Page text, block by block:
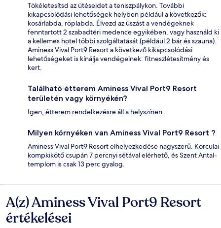
Tökéletesítsd az ütéseidet a teniszpálykon. További
kikapcsolódási lehetőségek helyben például a következők:
kosárlabda, röplabda. Élvezd az úszást a vendégeknek
fenntartott 2 szabadtéri medence egyikében, vagy használd ki
a kellemes hotel többi szolgáltatását (például 2 bár és szauna).
Aminess Vival Port9 Resort a következő kikapcsolódási
lehetőségeket is kínálja vendégeinek: fitneszlétesítmény és
kert.
Található étterem Aminess Vival Port9 Resort
területén vagy környékén?
Igen, étterem rendelkezésre áll a helyszínen.
Milyen környéken van Aminess Vival Port9 Resort ?
Aminess Vival Port9 Resort elhelyezkedése nagyszerű. Korculai
kompkikötő csupán 7 percnyi sétával elérhető, és Szent Antal-
templom is csak 13 perc gyalog.
Értékelések
A(z) Aminess Vival Port9 Resort
értékelései